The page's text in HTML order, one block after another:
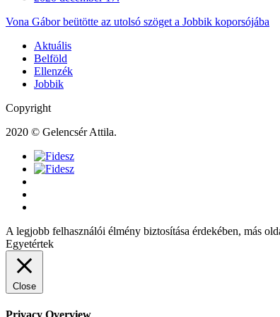
Vona Gábor beütötte az utolsó szöget a Jobbik koporsójába
Aktuális
Belföld
Ellenzék
Jobbik
Copyright
2020 © Gelencsér Attila.
A legjobb felhasználói élmény biztosítása érdekében, más
Egyetértek
Close